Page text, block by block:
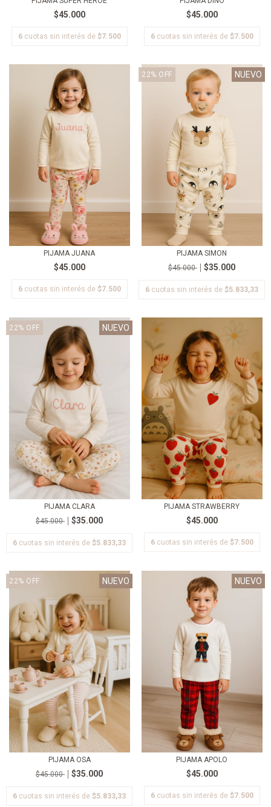
$45.000
6 cuotas sin interés de $7.500
$45.000
6 cuotas sin interés de $7.500
PIJAMA JUANA
$45.000
6 cuotas sin interés de $7.500
22% OFF NUEVO
PIJAMA SIMON
$45.000
$35.000
6 cuotas sin interés de $5.833,33
22% OFF NUEVO
PIJAMA CLARA
$45.000
$35.000
6 cuotas sin interés de $5.833,33
PIJAMA STRAWBERRY
$45.000
6 cuotas sin interés de $7.500
22% OFF NUEVO
PIJAMA OSA
$45.000
$35.000
6 cuotas sin interés de $5.833,33
NUEVO
PIJAMA APOLO
$45.000
6 cuotas sin interés de $7.500